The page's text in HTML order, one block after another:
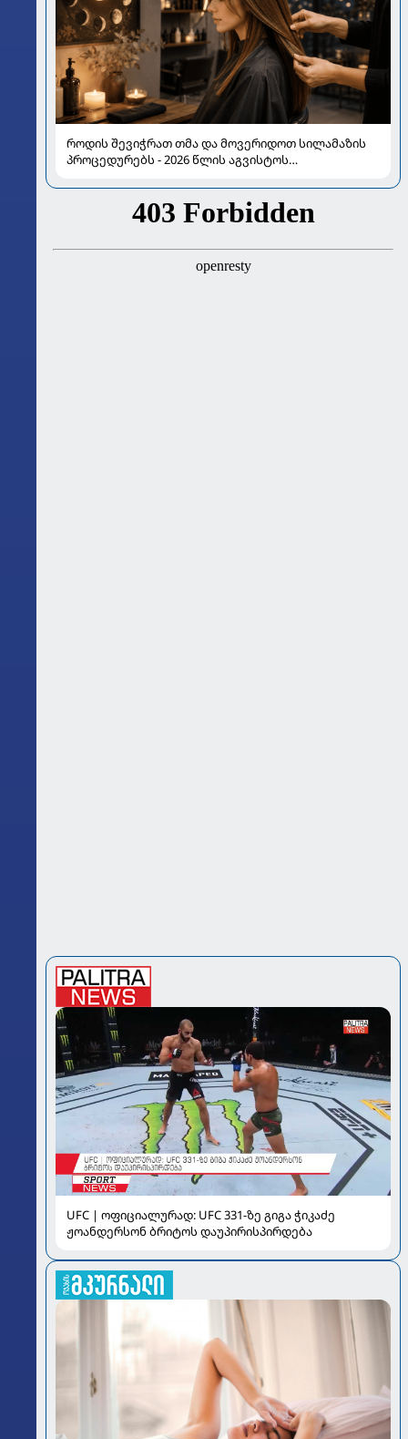
როდის შევიჭრათ თმა და მოვერიდოთ სილამაზის
პროცედურებს - 2026 წლის აგვისტოს
UFC | ოფიციალურად: UFC 331-ზე გიგა ჭიკაძე
ჟოანდერსონ ბრიტოს დაუპირისპირდება